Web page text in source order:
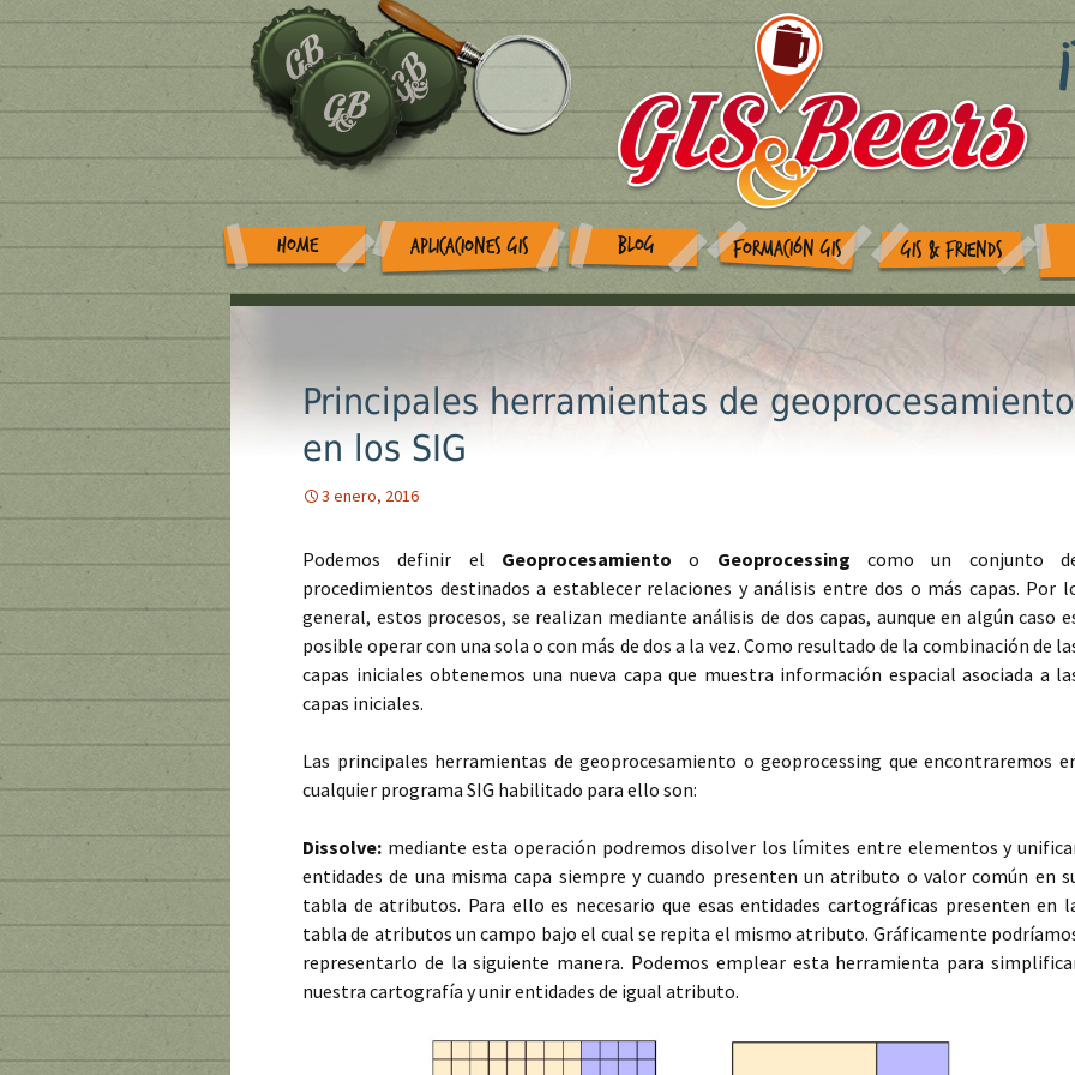
HOME APLICACIONES GIS BLOG FORMACIÓN GIS GIS & FRIENDS
Principales herramientas de geoprocesamiento
en los SIG
3 enero, 2016
Podemos definir el Geoprocesamientoo Geoprocessing como un conjunto
procedimientos destinados a establecer relaciones y análisis entre dos o más capas. Por
general, estos procesos, se realizan mediante análisis de dos capas, aunque en algún caso
posible operar con una sola o con más de dos a la vez. Como resultado de la combinación de
capas iniciales obtenemos una nueva capa que muestra información espacial asociada a
capas iniciales.
Las principales herramientas de geoprocesamiento o geoprocessing que encontraremos
cualquier programa SIG habilitado para ello son:
Dissolve: mediante esta operación podremos disolver los límites entre elementos y
entidades de una misma capa siempre y cuando presenten un atributo o valor común en
tabla de atributos. Para ello es necesario que esas entidades cartográficas presenten en
tabla de atributos un campo bajo el cual se repita el mismo atributo. Gráficamente
representarlo de la siguiente manera. Podemos emplear esta herramienta para
nuestra cartografía y unir entidades de igual atributo.